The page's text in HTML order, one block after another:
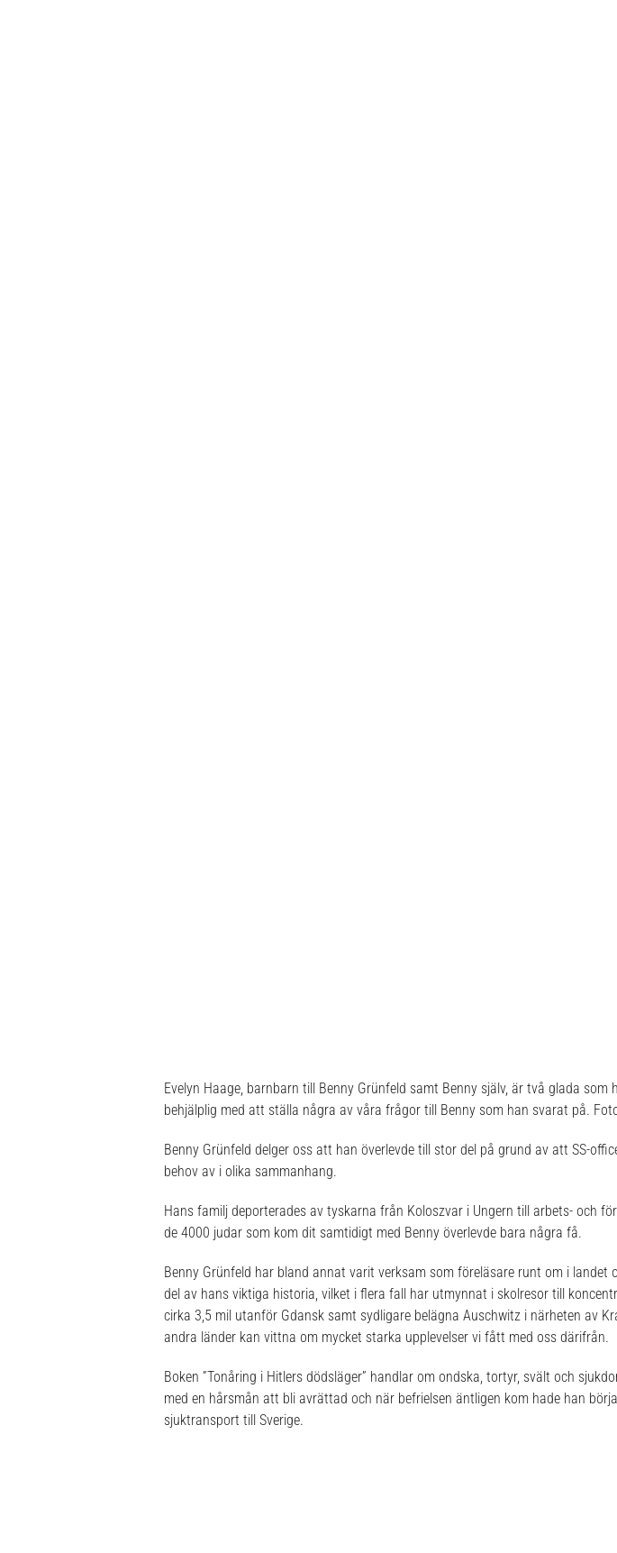
Evelyn Haage, barnbarn till Benny Grünfeld samt Benny själv, är två glada
behjälplig med att ställa några av våra frågor till Benny som han svarat på.
Benny Grünfeld delger oss att han överlevde till stor del på grund av att SS-
behov av i olika sammanhang.
Hans familj deporterades av tyskarna från Koloszvar i Ungern till arbets- och
de 4000 judar som kom dit samtidigt med Benny överlevde bara några få.
Benny Grünfeld har bland annat varit verksam som föreläsare runt om i
del av hans viktiga historia, vilket i flera fall har utmynnat i skolresor till
cirka 3,5 mil utanför Gdansk samt sydligare belägna Auschwitz i närheten av
andra länder kan vittna om mycket starka upplevelser vi fått med oss därifrån.
Boken ”Tonåring i Hitlers dödsläger” handlar om ondska, tortyr, svält och
med en hårsmån att bli avrättad och när befrielsen äntligen kom hade han
sjuktransport till Sverige.